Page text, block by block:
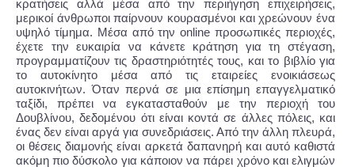
κρατήσεις αλλά μέσα από την περιήγηση επιχειρήσεις,
μερικοί άνθρωποι παίρνουν κουρασμένοι και χρεώνουν ένα
υψηλό τίμημα. Μέσα από την online προσωπικές περιοχές,
έχετε την ευκαιρία να κάνετε κράτηση για τη στέγαση,
προγραμματίζουν τις δραστηριότητές τους, και το βιβλίο για
το αυτοκίνητο μέσα από τις εταιρείες ενοικιάσεως
αυτοκινήτων. Όταν περνά σε μια επίσημη επαγγελματικό
ταξίδι, πρέπει να εγκατασταθούν με την περιοχή του
Δουβλίνου, δεδομένου ότι είναι κοντά σε άλλες πόλεις, και
ένας δεν είναι αργά για συνεδριάσεις. Από την άλλη πλευρά,
οι θέσεις διαμονής είναι αρκετά δαπανηρή και αυτό καθιστά
ακόμη πιο δύσκολο για κάποιον να πάρει χρόνο και ελιγμών